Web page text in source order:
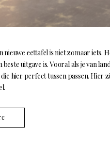
nieuwe eettafel is niet zomaar iets.
beste uitgave is. Vooral als je van
die hier perfect tussen passen. Hier